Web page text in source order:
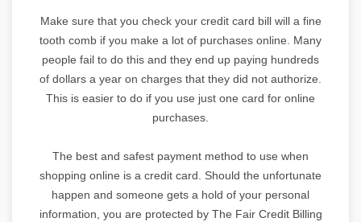
Make sure that you check your credit card bill will a fine
tooth comb if you make a lot of purchases online. Many
people fail to do this and they end up paying hundreds
of dollars a year on charges that they did not authorize.
This is easier to do if you use just one card for online
purchases.
The best and safest payment method to use when
shopping online is a credit card. Should the unfortunate
happen and someone gets a hold of your personal
information, you are protected by The Fair Credit Billing